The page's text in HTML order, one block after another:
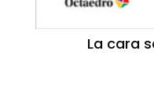
La cara